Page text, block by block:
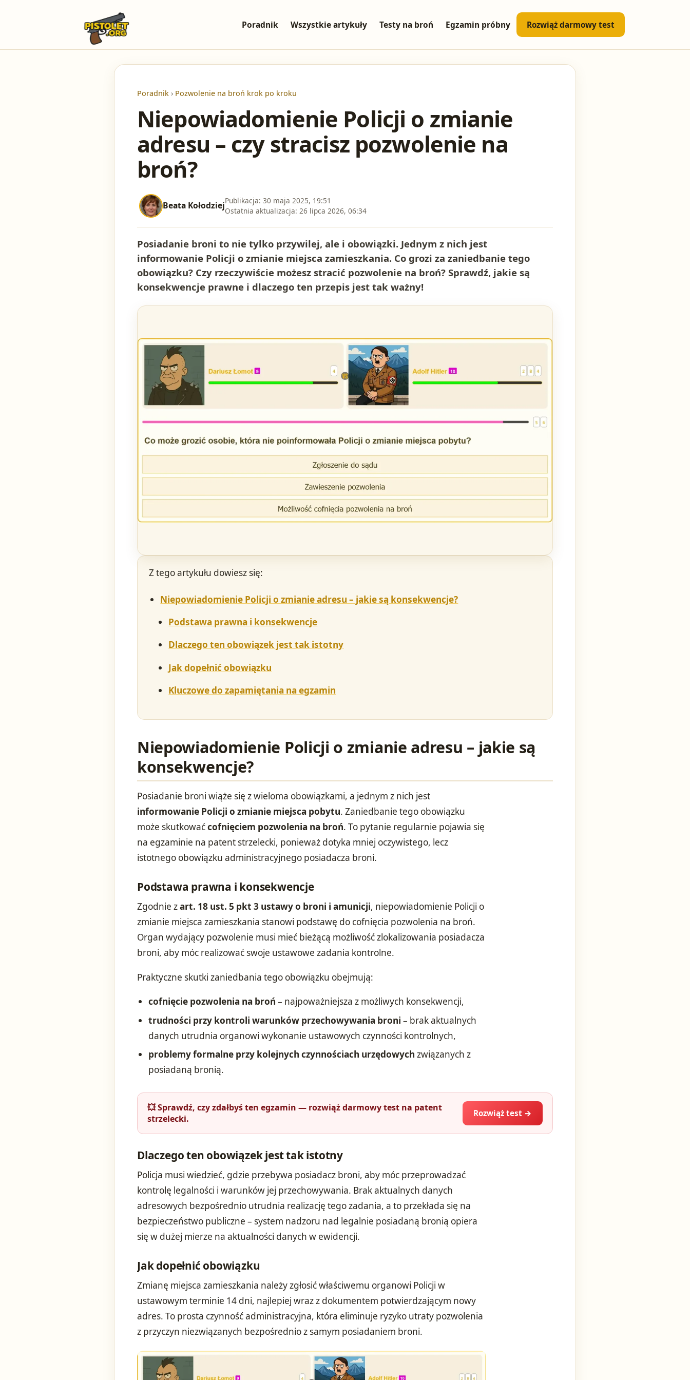
Poradnik Wszystkie artykuły Testy na broń Egzamin próbny Rozwiąż darmowy test
Poradnik › Pozwolenie na broń krok po kroku
Niepowiadomienie Policji o zmianie
adresu – czy stracisz pozwolenie na
broń?
Beata KołodziejPublikacja: 30 maja 2025, 19:51
Ostatnia aktualizacja: 26 lipca 2026, 06:34
Posiadanie broni to nie tylko przywilej, ale i obowiązki. Jednym z nich jest
informowanie Policji o zmianie miejsca zamieszkania. Co grozi za zaniedbanie tego
obowiązku? Czy rzeczywiście możesz stracić pozwolenie na broń? Sprawdź, jakie są
konsekwencje prawne i dlaczego ten przepis jest tak ważny!
Z tego artykułu dowiesz się:
Niepowiadomienie Policji o zmianie adresu – jakie są konsekwencje?
Podstawa prawna i konsekwencje
Dlaczego ten obowiązek jest tak istotny
Jak dopełnić obowiązku
Kluczowe do zapamiętania na egzamin
Niepowiadomienie Policji o zmianie adresu – jakie są
konsekwencje?
Posiadanie broni wiąże się z wieloma obowiązkami, a jednym z nich jest
informowanie Policji o zmianie miejsca pobytu. Zaniedbanie tego obowiązku
może skutkowaćcofnięciem pozwolenia na broń. To pytanie regularnie pojawia się
na egzaminie na patent strzelecki, ponieważ dotyka mniej oczywistego, lecz
istotnego obowiązku administracyjnego posiadacza broni.
Podstawa prawna i konsekwencje
Zgodnie zart. 18 ust. 5 pkt 3 ustawy o broni i amunicji, niepowiadomienie Policji o
zmianie miejsca zamieszkania stanowi podstawę do cofnięcia pozwolenia na broń.
Organ wydający pozwolenie musi mieć bieżącą możliwość zlokalizowania posiadacza
broni, aby móc realizować swoje ustawowe zadania kontrolne.
Praktyczne skutki zaniedbania tego obowiązku obejmują:
cofnięcie pozwolenia na broń – najpoważniejsza z możliwych konsekwencji,
trudności przy kontroli warunków przechowywania broni – brak aktualnych
danych utrudnia organowi wykonanie ustawowych czynności kontrolnych,
problemy formalne przy kolejnych czynnościach urzędowych związanych z
posiadaną bronią.
💥 Sprawdź, czy zdałbyś ten egzamin — rozwiąż darmowy test na patent
strzelecki.
Rozwiąż test →
Dlaczego ten obowiązek jest tak istotny
Policja musi wiedzieć, gdzie przebywa posiadacz broni, aby móc przeprowadzać
kontrolę legalności i warunków jej przechowywania. Brak aktualnych danych
adresowych bezpośrednio utrudnia realizację tego zadania, a to przekłada się na
bezpieczeństwo publiczne – system nadzoru nad legalnie posiadaną bronią opiera
się w dużej mierze na aktualności danych w ewidencji.
Jak dopełnić obowiązku
Zmianę miejsca zamieszkania należy zgłosić właściwemu organowi Policji w
ustawowym terminie 14 dni, najlepiej wraz z dokumentem potwierdzającym nowy
adres. To prosta czynność administracyjna, która eliminuje ryzyko utraty pozwolenia
z przyczyn niezwiązanych bezpośrednio z samym posiadaniem broni.